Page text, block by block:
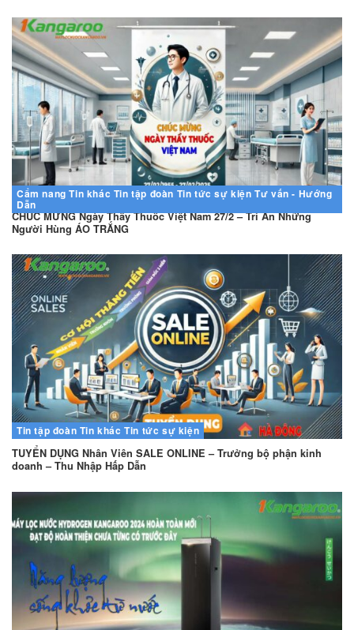
Cẩm nang Tin khác Tin tập đoàn Tin tức sự kiện Tư vấn - Hướng
Dẫn
CHÚC MỪNG Ngày Thầy Thuốc Việt Nam 27/2 – Tri Ân Những
Người Hùng ÁO TRẮNG
Tin tập đoàn Tin khác Tin tức sự kiện
TUYỂN DỤNG Nhân Viên SALE ONLINE – Trưởng bộ phận kinh
doanh – Thu Nhập Hấp Dẫn